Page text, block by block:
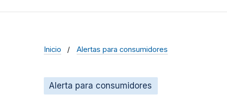
Inicio Alertas para consumidores
Alerta para consumidores